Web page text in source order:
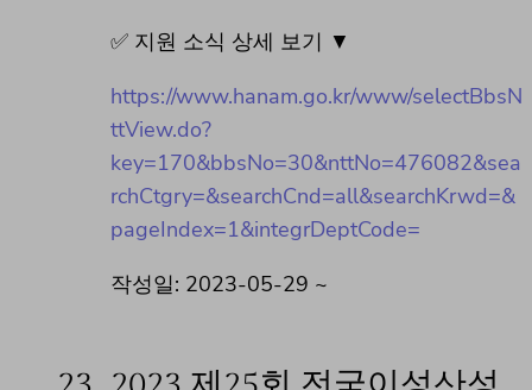
✅ 지원 소식 상세 보기 ▼
https://www.hanam.go.kr/www/selectBbsN
ttView.do?
key=170&bbsNo=30&nttNo=476082&sea
rchCtgry=&searchCnd=all&searchKrwd=&
pageIndex=1&integrDeptCode=
작성일: 2023-05-29 ~